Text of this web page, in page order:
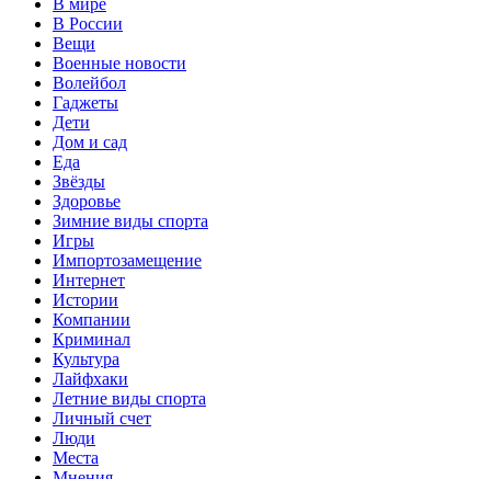
В России
Вещи
Военные новости
Волейбол
Гаджеты
Дети
Дом и сад
Еда
Звёзды
Здоровье
Зимние виды спорта
Игры
Импортозамещение
Интернет
Истории
Компании
Криминал
Культура
Лайфхаки
Летние виды спорта
Личный счет
Люди
Места